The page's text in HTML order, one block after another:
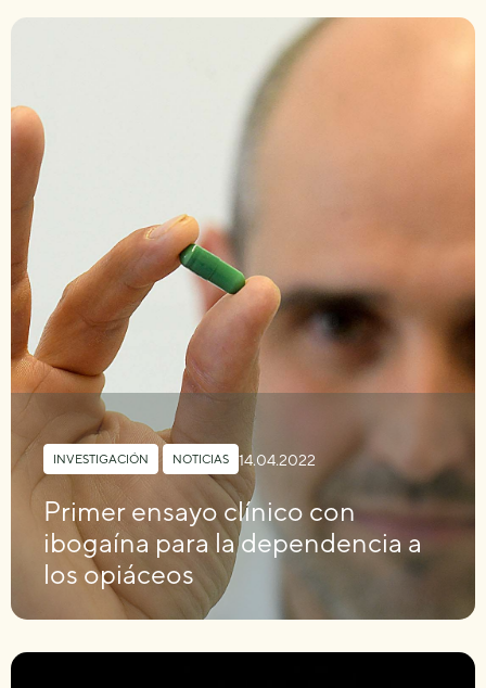
INVESTIGACIÓN NOTICIAS 14.04.2022
Primer ensayo clínico con
ibogaína para la dependencia a
los opiáceos